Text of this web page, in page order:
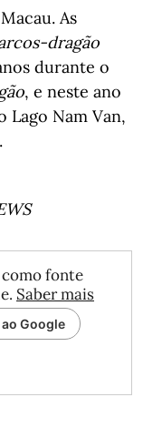
As
dragão
durante o
, e neste ano
Lago Nam Van,
fonte
Saber mais
Google